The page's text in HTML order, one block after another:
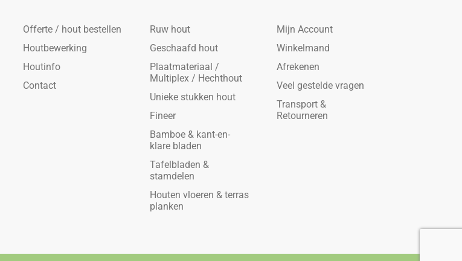
Offerte / hout bestellen
Houtbewerking
Houtinfo
Contact
Ruw hout
Geschaafd hout
Plaatmateriaal /
Multiplex / Hechthout
Unieke stukken hout
Fineer
Bamboe & kant-en-
klare bladen
Tafelbladen &
stamdelen
Houten vloeren & terras
planken
Mijn Account
Winkelmand
Afrekenen
Veel gestelde vragen
Transport &
Retourneren